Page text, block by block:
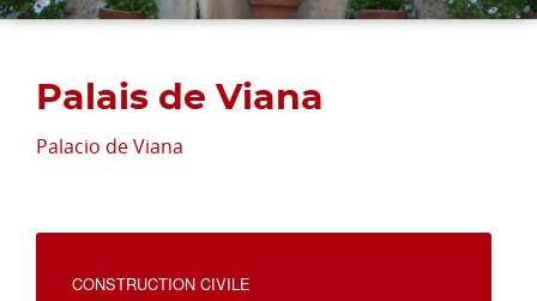
Palais de Viana
Palacio de Viana
CONSTRUCTION CIVILE